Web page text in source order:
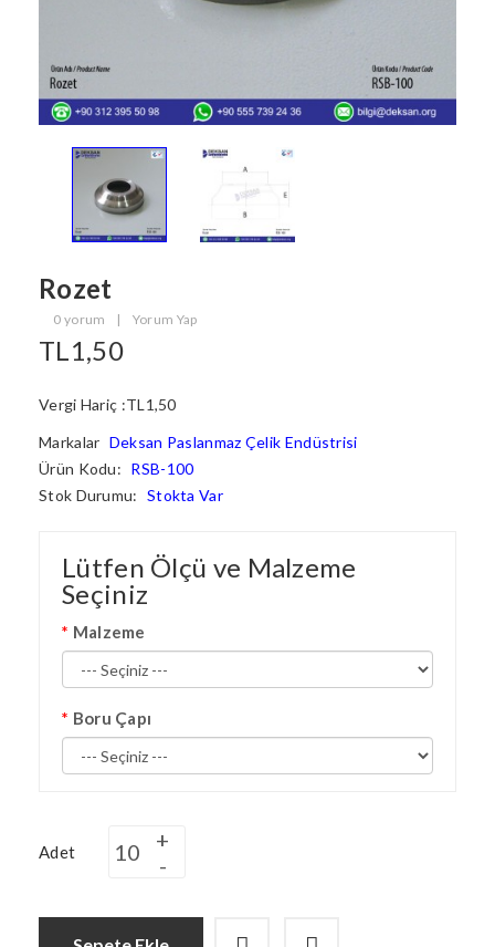
Rozet
0 yorum | Yorum Yap
TL1,50
Vergi Hariç :TL1,50
Markalar Deksan Paslanmaz Çelik Endüstrisi
Ürün Kodu: RSB-100
Stok Durumu: Stokta Var
Lütfen Ölçü ve Malzeme
Seçiniz
Malzeme
Boru Çapı
Adet